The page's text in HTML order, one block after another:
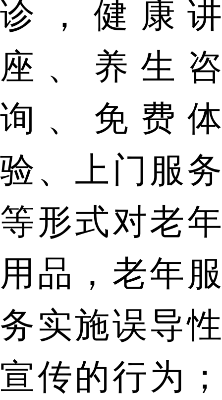
诊，健康讲
座、养生咨
询、免费体
验、上门服务
等形式对老年
用品，老年服
务实施误导性
宣传的行为；